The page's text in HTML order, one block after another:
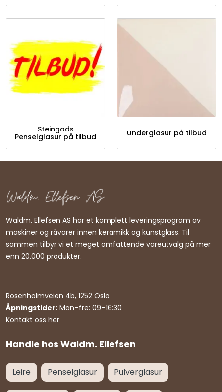
Steingods
Penselglasur på tilbud
Underglasur på tilbud
Handle hos Waldm. Ellefsen
Waldm. Ellefsen AS har et komplett leveringsprogram av
maskiner og råvarer innen keramikk og kunstglass. Til
sammen tilbyr vi et meget omfattende vareutvalg på mer
enn 20.000 produkter.
Rosenholmveien 4b, 1252 Oslo
Åpningstider: Man–fre: 09–16:30
Kontakt oss her
Leire Penselglasur Pulverglasur